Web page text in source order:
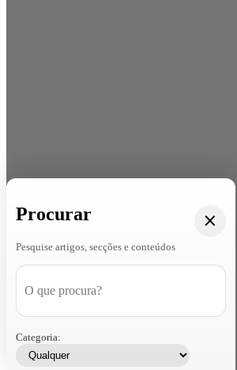
Procurar
Pesquise artigos, secções e conteúdos
Categoria: